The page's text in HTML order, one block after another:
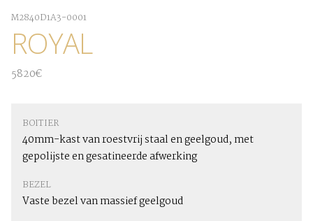
M2840D1A3-0001
ROYAL
5820€
BOITIER
40mm-kast van roestvrij staal en geelgoud, met
gepolijste en gesatineerde afwerking
BEZEL
Vaste bezel van massief geelgoud